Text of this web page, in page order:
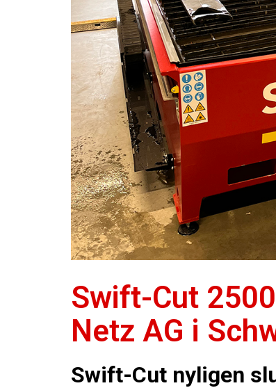
Swift-Cut
Netz AG i
Swift-Cut nyligen